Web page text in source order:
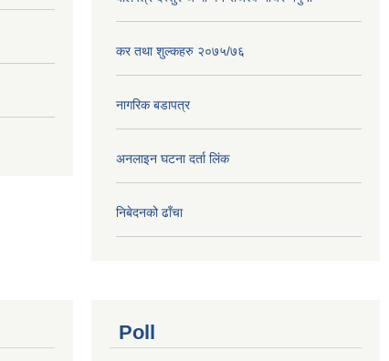
कर तथा शुल्कहरु २०७५/७६
नागरिक बडापत्र
अनलाइन घटना दर्ता लिंक
निबेदनको ढाँचा
Poll